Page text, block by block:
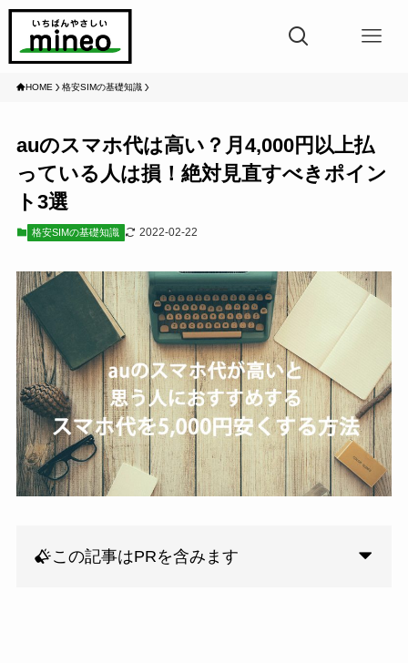
HOME 格安SIMの基礎知識
auのスマホ代は高い？月4,000円以上払
っている人は損！絶対見直すべきポイン
ト3選
格安SIMの基礎知識 2022-02-22
この記事はPRを含みます